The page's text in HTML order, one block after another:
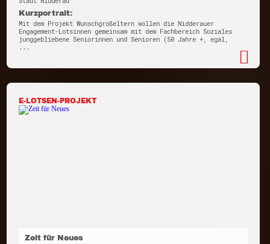
Kurzportrait:
Mit dem Projekt Wunschgroßeltern wollen die Nidderauer
Engagement-Lotsinnen gemeinsam mit dem Fachbereich Soziales
junggebliebene Seniorinnen und Senioren (50 Jahre +, egal,
...
E-LOTSEN-PROJEKT
Zeit für Neues